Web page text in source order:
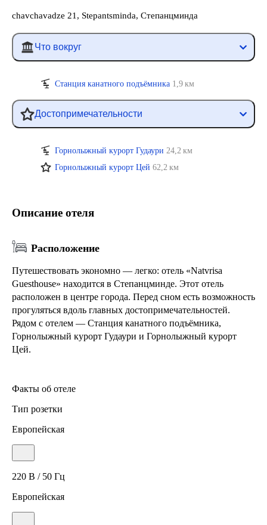
chavchavadze 21, Stepantsminda, Степанцминда
Что вокруг
Станция канатного подъёмника 1,9 км
Достопримечательности
Горнолыжный курорт Гудаури 24,2 км
Горнолыжный курорт Цей 62,2 км
Описание отеля
Расположение
Путешествовать экономно — легко: отель «Natvrisa
Guesthouse» находится в Степанцминде. Этот отель
расположен в центре города. Перед сном есть возможность
прогуляться вдоль главных достопримечательностей.
Рядом с отелем — Станция канатного подъёмника,
Горнолыжный курорт Гудаури и Горнолыжный курорт
Цей.
Факты об отеле
Тип розетки
Европейская
220 В / 50 Гц
Европейская